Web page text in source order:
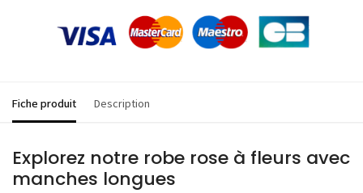
Fiche produit Description
Explorez notre robe rose à fleurs avec
manches longues